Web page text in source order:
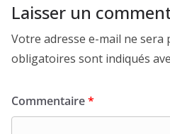
Laisser un
Votre adresse e-mail ne sera
obligatoires sont indiqués
Commentaire*